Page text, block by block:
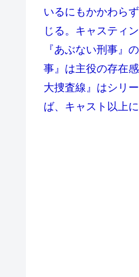
いるにもかかわら
じる。キャスティ
『あぶない刑事』
事』は主役の存在
大捜査線』はシリ
ば、キャスト以上